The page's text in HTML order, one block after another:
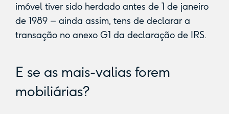
imóvel tiver sido herdado antes de 1 de janeiro
de 1989 – ainda assim, tens de declarar a
transação no anexo G1 da declaração de IRS.
E se as mais-valias forem
mobiliárias?